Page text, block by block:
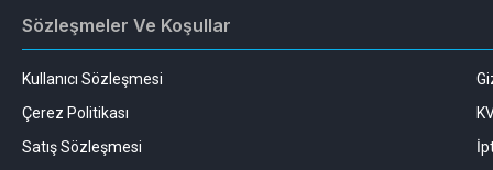
Sözleşmeler Ve Koşullar
Kullanıcı Sözleşmesi
Çerez Politikası
Satış Sözleşmesi